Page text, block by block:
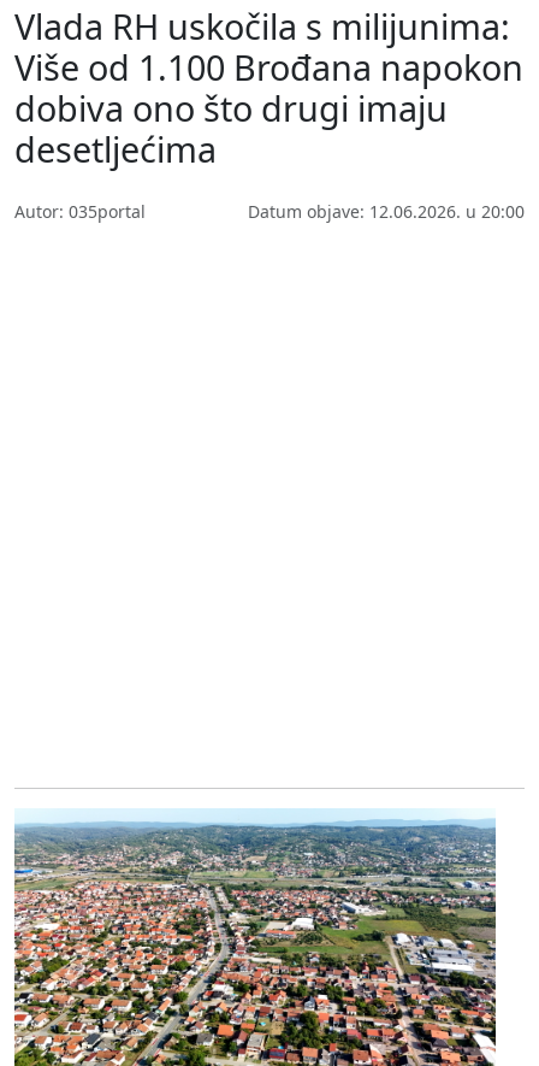
Vlada RH uskočila s milijunima:
Više od 1.100 Brođana napokon
dobiva ono što drugi imaju
desetljećima
Autor: 035portal Datum objave: 12.06.2026. u 20:00